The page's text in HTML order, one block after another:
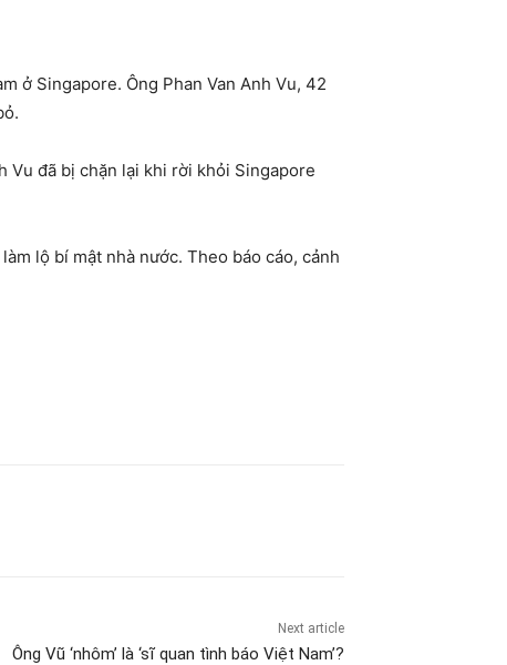
ở Singapore. Ông Phan Van Anh Vu, 42
Vu đã bị chặn lại khi rời khỏi Singapore
lộ bí mật nhà nước. Theo báo cáo, cảnh
Next article
Ông Vũ ‘nhôm’ là ‘sĩ quan tình báo Việt Nam’?